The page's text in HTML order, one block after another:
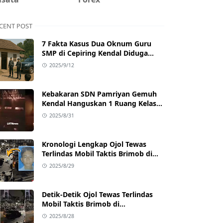
POST
7 Fakta Kasus Dua Oknum Guru
SMP di Cepiring Kendal Diduga
Berselingkuh: Kronologi,
2025/9/12
Kebakaran SDN Pamriyan Gemuh
Kendal Hanguskan 1 Ruang Kelas
dan Toilet
2025/8/31
Kronologi Lengkap Ojol Tewas
Terlindas Mobil Taktis Brimob di
Pejompongan, Ternyata Sedang
2025/8/29
Detik-Detik Ojol Tewas Terlindas
Mobil Taktis Brimob di
Pejompongan, Viral di Medsos
2025/8/28